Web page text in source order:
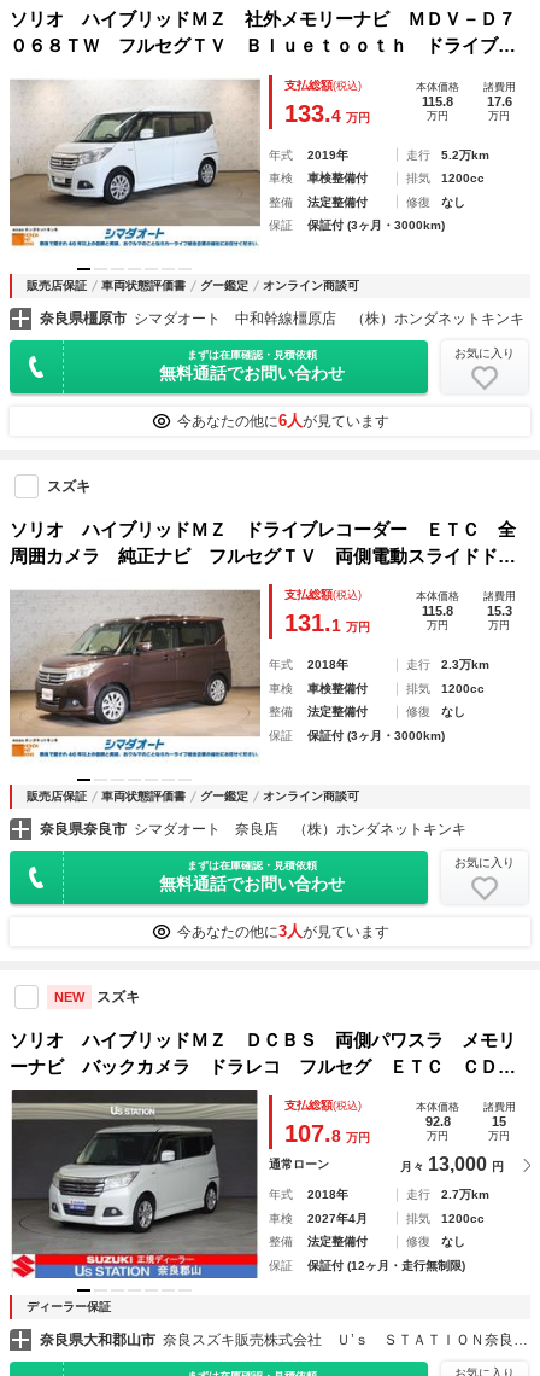
ソリオ ハイブリッドＭＺ 社外メモリーナビ ＭＤＶ－Ｄ７
０６８ＴＷ フルセグＴＶ Ｂｌｕｅｔｏｏｔｈ ドライブレ
コーダー ＥＴＣ クリアランスソナー クルーズコントロー
ル レーンアシスト 両側電動スライドドア
支払総額(税込)
133.4 万円
本体価格
115.8
万円
諸費用
17.6
万円
年式 2019年 走行
5.2万km
車検
車検整備付 排気
1200cc
整備
法定整備付 修復
なし
保証
保証付 (3ヶ月・3000km)
販売店保証 車両状態評価書 グー鑑定 オンライン商談可
奈良県橿原市 シマダオート 中和幹線橿原店 （株）ホンダネットキンキ
まずは在庫確認・見積依頼
無料通話でお問い合わせ
お気に入り
今あなたの他に6人が見ています
スズキ
ソリオ ハイブリッドＭＺ ドライブレコーダー ＥＴＣ 全
周囲カメラ 純正ナビ フルセグＴＶ 両側電動スライドド
ア クリアランスソナー クルーズコントロール 衝突被害軽
減システム アルミホイール ＨＩＤヘッドライト
支払総額(税込)
131.1 万円
本体価格
115.8
万円
諸費用
15.3
万円
年式 2018年 走行
2.3万km
車検
車検整備付 排気
1200cc
整備
法定整備付 修復
なし
保証
保証付 (3ヶ月・3000km)
販売店保証 車両状態評価書 グー鑑定 オンライン商談可
奈良県奈良市 シマダオート 奈良店 （株）ホンダネットキンキ
まずは在庫確認・見積依頼
無料通話でお問い合わせ
お気に入り
今あなたの他に3人が見ています
NEW スズキ
ソリオ ハイブリッドＭＺ ＤＣＢＳ 両側パワスラ メモリ
ーナビ バックカメラ ドラレコ フルセグ ＥＴＣ ＣＤ再
生 ＤＶＤ再生 Ｂｌｕｅｔｏｏｔｈ クルコン ディスチャ
ージヘッドライト フォグライト スペアタイヤ
支払総額(税込)
107.8 万円
本体価格
92.8
万円
諸費用
15
万円
通常ローン 月々 13,000 円
年式 2018年 走行
2.7万km
車検
2027年4月 排気
1200cc
整備
法定整備付 修復
なし
保証
保証付 (12ヶ月・走行無制限)
ディーラー保証
奈良県大和郡山市
お気に入り